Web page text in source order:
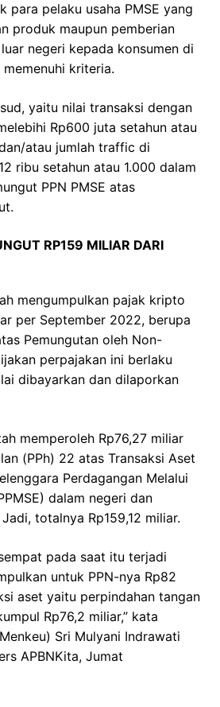
para pelaku usaha PMSE yang
produk maupun pemberian
negeri kepada konsumen di
kriteria.
yaitu nilai transaksi dengan
Rp600 juta setahun atau
atau jumlah traffic di
ribu setahun atau 1.000 dalam
PPN PMSE atas
RP159 MILIAR DARI
mengumpulkan pajak kripto
per September 2022, berupa
Pemungutan oleh Non-
perpajakan ini berlaku
dibayarkan dan dilaporkan
memperoleh Rp76,27 miliar
(PPh) 22 atas Transaksi Aset
Perdagangan Melalui
dalam negeri dan
totalnya Rp159,12 miliar.
pada saat itu terjadi
untuk PPN-nya Rp82
aset yaitu perpindahan tangan
Rp76,2 miliar,” kata
Sri Mulyani Indrawati
APBNKita, Jumat